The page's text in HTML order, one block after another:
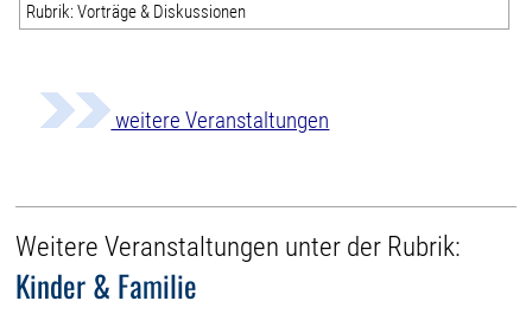
Rubrik: Vorträge & Diskussionen
weitere Veranstaltungen
Weitere Veranstaltungen unter der Rubrik:
Kinder & Familie